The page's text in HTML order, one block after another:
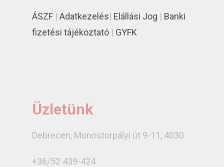
ÁSZF | Adatkezelés| Elállási Jog | Banki
fizetési tájékoztató | GYFK
Üzletünk
Debrecen, Monostorpályi út 9-11, 4030
+36/52 439-424